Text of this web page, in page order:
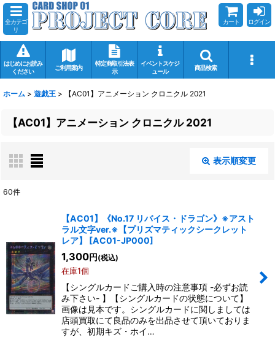
全カテゴ
リ
カート ログイン
はじめにお読み
ください
ご利用案内
特定商取引法表
示
イベントスケジ
ュール
商品検索
ホーム > 遊戯王 > 【AC01】アニメーション クロニクル 2021
【AC01】アニメーション クロニクル 2021
表示順変更
在庫あり
並び順:
絞り込む
60件
【AC01】《No.17 リバイス・ドラゴン》※アスト
ラル文字ver.※【プリズマティックシークレット
レア】
[AC01-JP000]
1,300円 (税込)
在庫1個
【シングルカードご購入時の注意事項 -必ずお読
み下さい- 】【シングルカードの状態について】
画像は見本です。シングルカードに関しましては
店頭買取にて良品のみを出品させて頂いておりま
すが、初期キズ・ホイ…